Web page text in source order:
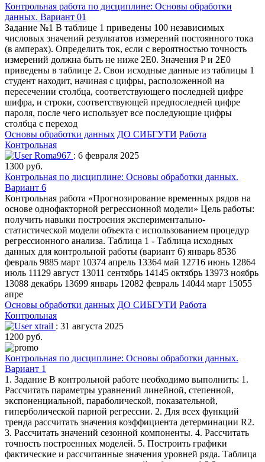
Контрольная работа по дисциплине: Основы обработки
данных. Вариант 01
Задание №1 В таблице 1 приведены 100 независимых
числовых значений результатов измерений постоянного тока
(в амперах). Определить ток, если с вероятностью точность
измерений должна быть не ниже 2E0. Значения P и 2E0
приведены в таблице 2. Свои исходные данные из таблицы 1
студент находит, начиная с цифры, расположенной на
пересечении столбца, соответствующего последней цифре
шифра, и строки, соответствующей предпоследней цифре
пароля, после чего использует все последующие цифры
столбца с переход
Основы обработки данных ДО СИБГУТИ Работа
Контрольная
Roma967 : 6 февраля 2025
1300 руб.
Контрольная по дисциплине: Основы обработки данных.
Вариант 6
Контрольная работа «Прогнозирование временных рядов на
основе однофакторной регрессионной модели» Цель работы:
получить навыки построения экспериментально-
статистической модели объекта с использованием процедур
регрессионного анализа. Таблица 1 - Таблица исходных
данных для контрольной работы (вариант 6) январь 8536
февраль 9885 март 10374 апрель 13364 май 12716 июнь 12864
июль 11129 август 13011 сентябрь 14145 октябрь 13973 ноябрь
13088 декабрь 13699 январь 12082 февраль 14044 март 15055
апре
Основы обработки данных ДО СИБГУТИ Работа
Контрольная
xtrail : 31 августа 2025
1200 руб.
Контрольная по дисциплине: Основы обработки данных.
Вариант 1
1. Задание В контрольной работе необходимо выполнить: 1.
Рассчитать параметры уравнений линейной, степенной,
экспоненциальной, параболической, показательной,
гиперболической парной регрессии. 2. Для всех функций
тренда рассчитать значения коэффициента детерминации R2.
3. Рассчитать значений сезонной компоненты. 4. Рассчитать
точность построенных моделей. 5. Построить графики
фактические и рассчитанные значения уровней ряда. Таблица